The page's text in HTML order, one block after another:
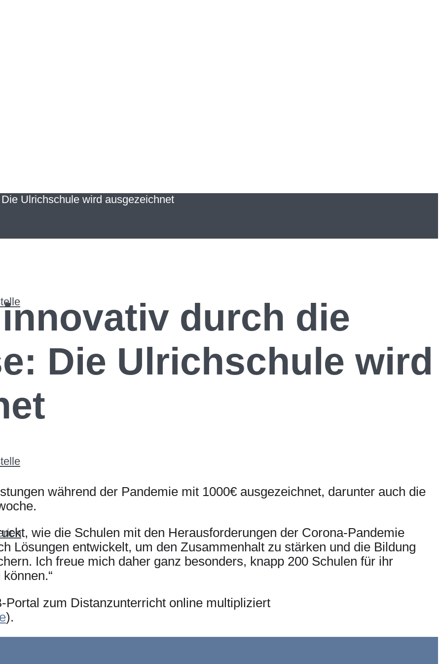
Ulrichschule wird ausgezeichnet
durch die
Die Ulrichschule wird
während der Pandemie mit 1000€ ausgezeichnet, darunter auch die
wie die Schulen mit den Herausforderungen der Corona-Pandemie
Lösungen entwickelt, um den Zusammenhalt zu stärken und die Bildung
Ich freue mich daher ganz besonders, knapp 200 Schulen für ihr
zum Distanzunterricht online multipliziert
).